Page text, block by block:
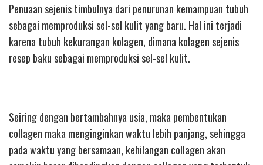
Penuaan sejenis timbulnya dari penurunan kemampuan tubuh
sebagai memproduksi sel-sel kulit yang baru. Hal ini terjadi
karena tubuh kekurangan kolagen, dimana kolagen sejenis
resep baku sebagai memproduksi sel-sel kulit.
Seiring dengan bertambahnya usia, maka pembentukan
collagen maka menginginkan waktu lebih panjang, sehingga
pada waktu yang bersamaan, kehilangan collagen akan